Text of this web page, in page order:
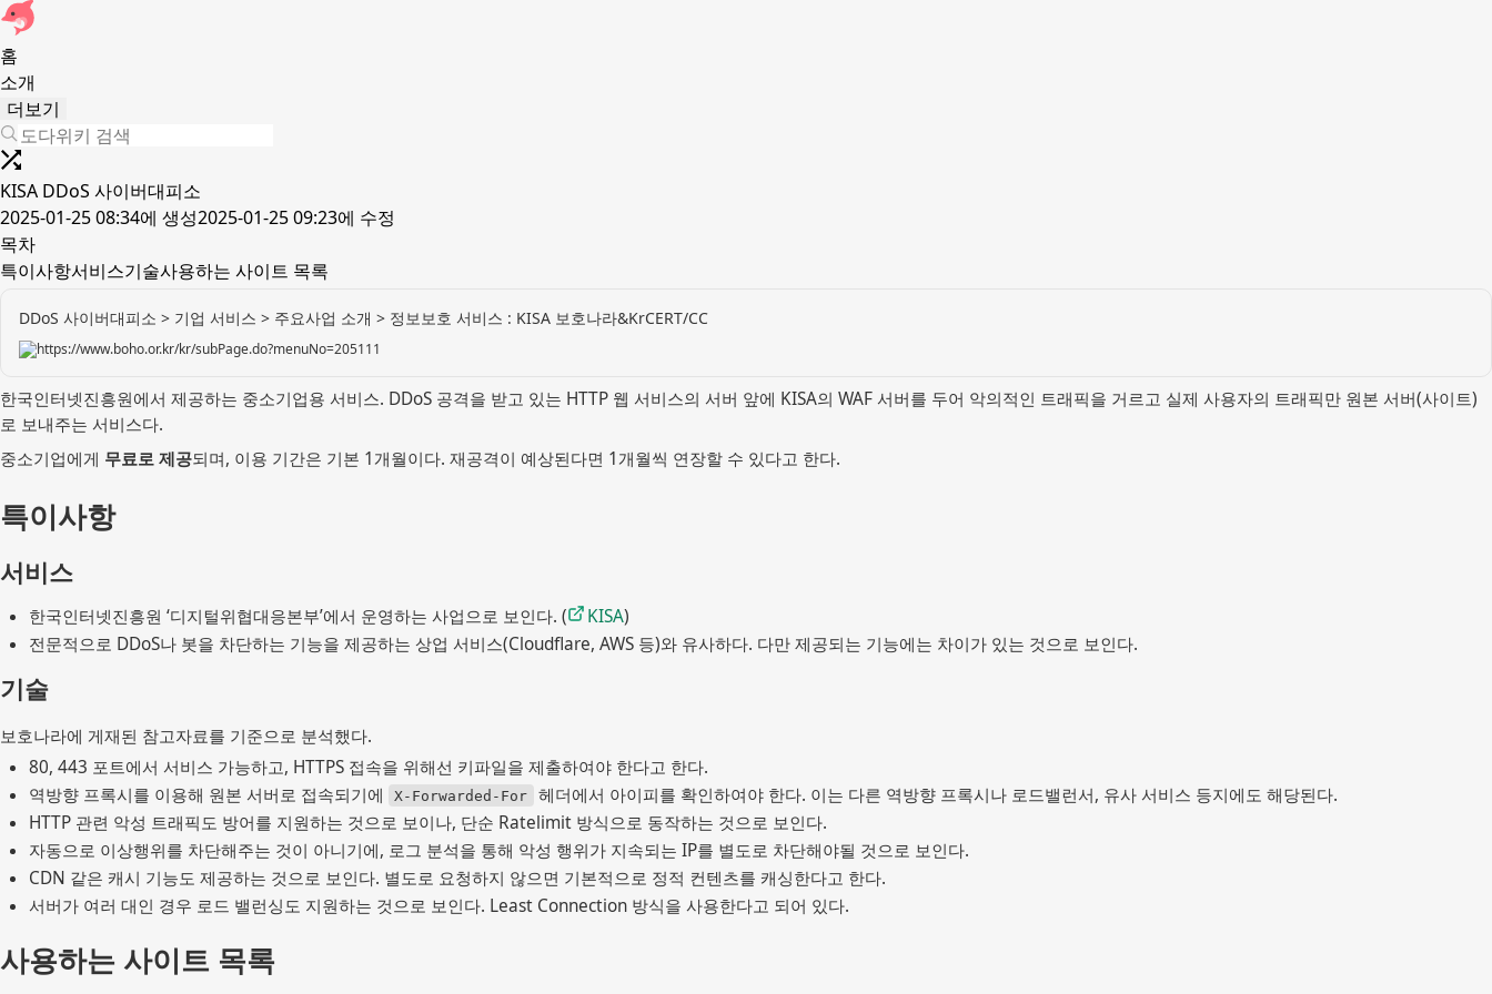
홈
소개
더보기
KISA DDoS 사이버대피소
2025-01-25 08:34에 생성2025-01-25 09:23에 수정
목차
특이사항서비스기술사용하는 사이트 목록
DDoS 사이버대피소 > 기업 서비스 > 주요사업 소개 > 정보보호 서비스 : KISA 보호나라&KrCERT/CC
https://www.boho.or.kr/kr/subPage.do?menuNo=205111
한국인터넷진흥원에서 제공하는 중소기업용 서비스. DDoS 공격을 받고 있는 HTTP 웹 서비스의 서버 앞에 KISA의 WAF 서버를 두어 악의적인 트래픽을 거르고 실제 사용자의 트래픽만 원본 서버(사이트)
로 보내주는 서비스다.
중소기업에게 무료로 제공되며, 이용 기간은 기본 1개월이다. 재공격이 예상된다면 1개월씩 연장할 수 있다고 한다.
특이사항
서비스
한국인터넷진흥원 ‘디지털위협대응본부’에서 운영하는 사업으로 보인다. ( KISA)
전문적으로 DDoS나 봇을 차단하는 기능을 제공하는 상업 서비스(Cloudflare, AWS 등)와 유사하다. 다만 제공되는 기능에는 차이가 있는 것으로 보인다.
기술
보호나라에 게재된 참고자료를 기준으로 분석했다.
80, 443 포트에서 서비스 가능하고, HTTPS 접속을 위해선 키파일을 제출하여야 한다고 한다.
역방향 프록시를 이용해 원본 서버로 접속되기에
X-Forwarded-For
헤더에서 아이피를 확인하여야 한다. 이는 다른 역방향 프록시나 로드밸런서, 유사 서비스 등지에도 해당된다.
HTTP 관련 악성 트래픽도 방어를 지원하는 것으로 보이나, 단순 Ratelimit 방식으로 동작하는 것으로 보인다.
자동으로 이상행위를 차단해주는 것이 아니기에, 로그 분석을 통해 악성 행위가 지속되는 IP를 별도로 차단해야될 것으로 보인다.
CDN 같은 캐시 기능도 제공하는 것으로 보인다. 별도로 요청하지 않으면 기본적으로 정적 컨텐츠를 캐싱한다고 한다.
서버가 여러 대인 경우 로드 밸런싱도 지원하는 것으로 보인다. Least Connection 방식을 사용한다고 되어 있다.
사용하는 사이트 목록